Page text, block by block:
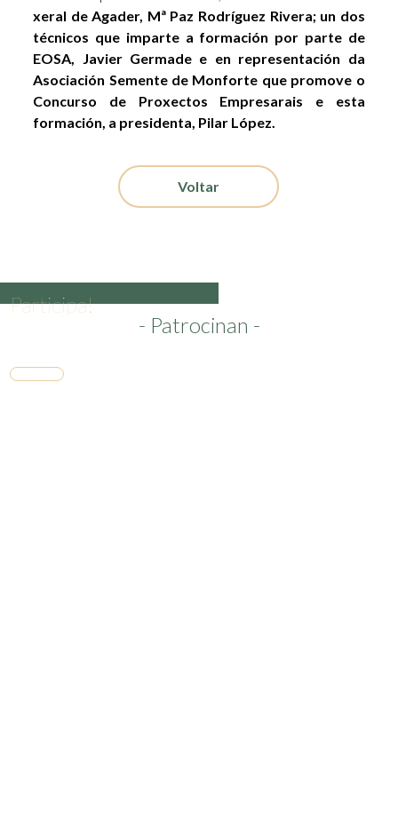
xeral de Agader, Mª Paz Rodríguez Rivera; un dos
técnicos que imparte a formación por parte de
EOSA, Javier Germade e en representación da
Asociación Semente de Monforte que promove o
Concurso de Proxectos Empresarais e esta
formación, a presidenta, Pilar López.
Voltar
Participa!
Presenta a túa idea de emprendemento no XII- Patrocinan -